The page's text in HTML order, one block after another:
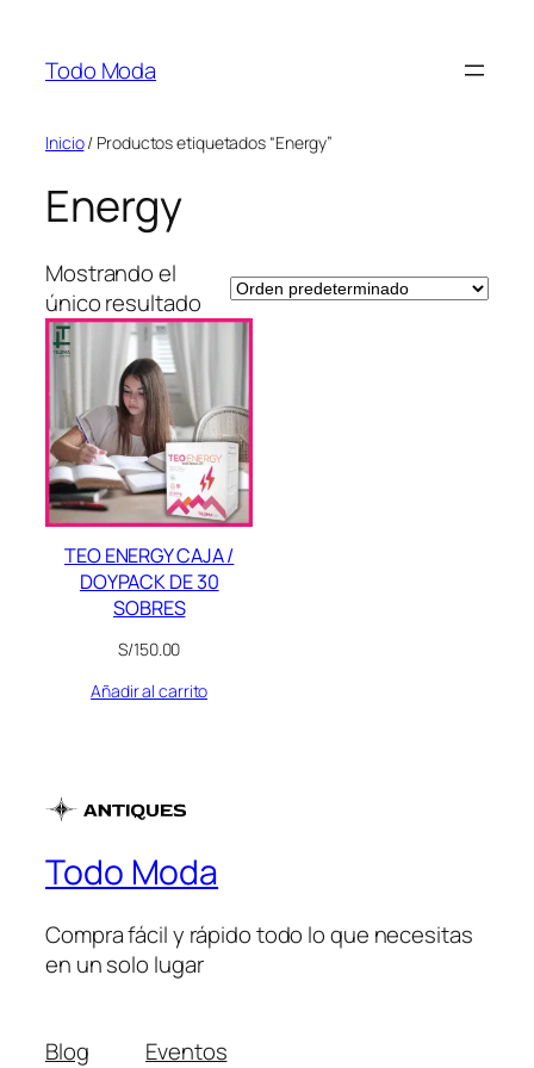
contenido
Todo Moda
Inicio/ Productos etiquetados “Energy”
Energy
Mostrando el
único resultado
TEO ENERGY CAJA /
DOYPACK DE 30
SOBRES
S/150.00
Añadir al carrito
Todo Moda
Compra fácil y rápido todo lo que necesitas
en un solo lugar
Blog
Eventos